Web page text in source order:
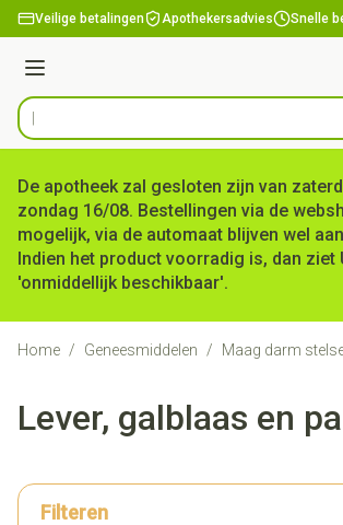
Ga naar de inhoud
Veilige betalingen Apothekersadvies Snelle
Menu
Product, merk, categorie...
De apotheek zal gesloten zijn van
zondag 16/08. Bestellingen via de
mogelijk, via de automaat blijven wel
Indien het product voorradig is, dan ziet
'onmiddellijk beschikbaar'.
Home / Geneesmiddelen / Maag darm
Lever, galblaas en
Filteren